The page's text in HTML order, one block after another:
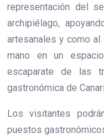
representación del
archipiélago,
artesanales y como
mano en un
escaparate de las
gastronómica de
Los visitantes
puestos